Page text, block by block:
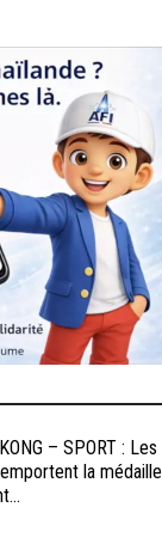
– SPORT : Les
la médaille